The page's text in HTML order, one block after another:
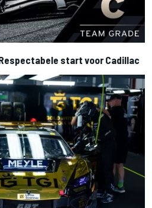
start voor Cadillac